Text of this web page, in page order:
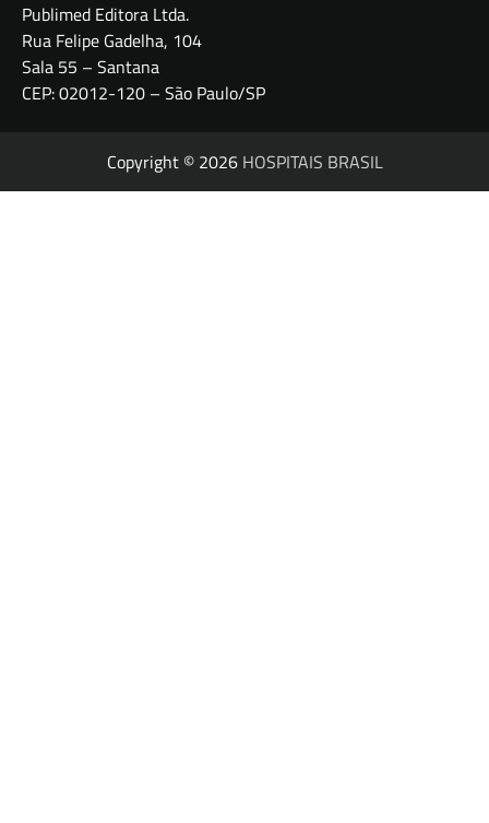
Publimed Editora Ltda.
Rua Felipe Gadelha, 104
Sala 55 – Santana
CEP: 02012-120 – São Paulo/SP
Copyright © 2026 HOSPITAIS BRASIL